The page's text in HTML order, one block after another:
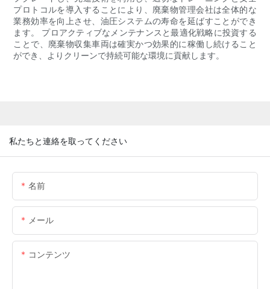
プロトコルを導入することにより、廃棄物管理会社は全体的な
業務効率を向上させ、油圧システムの寿命を延ばすことができ
ます。 プロアクティブなメンテナンスと最適化戦略に投資する
ことで、廃棄物収集車両は確実かつ効果的に稼働し続けること
ができ、よりクリーンで持続可能な環境に貢献します。
私たちと連絡を取ってください
名前
メール
コンテンツ